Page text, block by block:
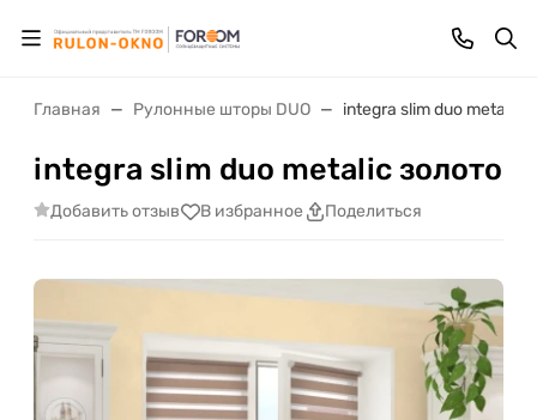
Главная Рулонные шторы DUO integra slim duo metalic
integra slim duo metalic золото
Добавить отзыв В избранное Поделиться